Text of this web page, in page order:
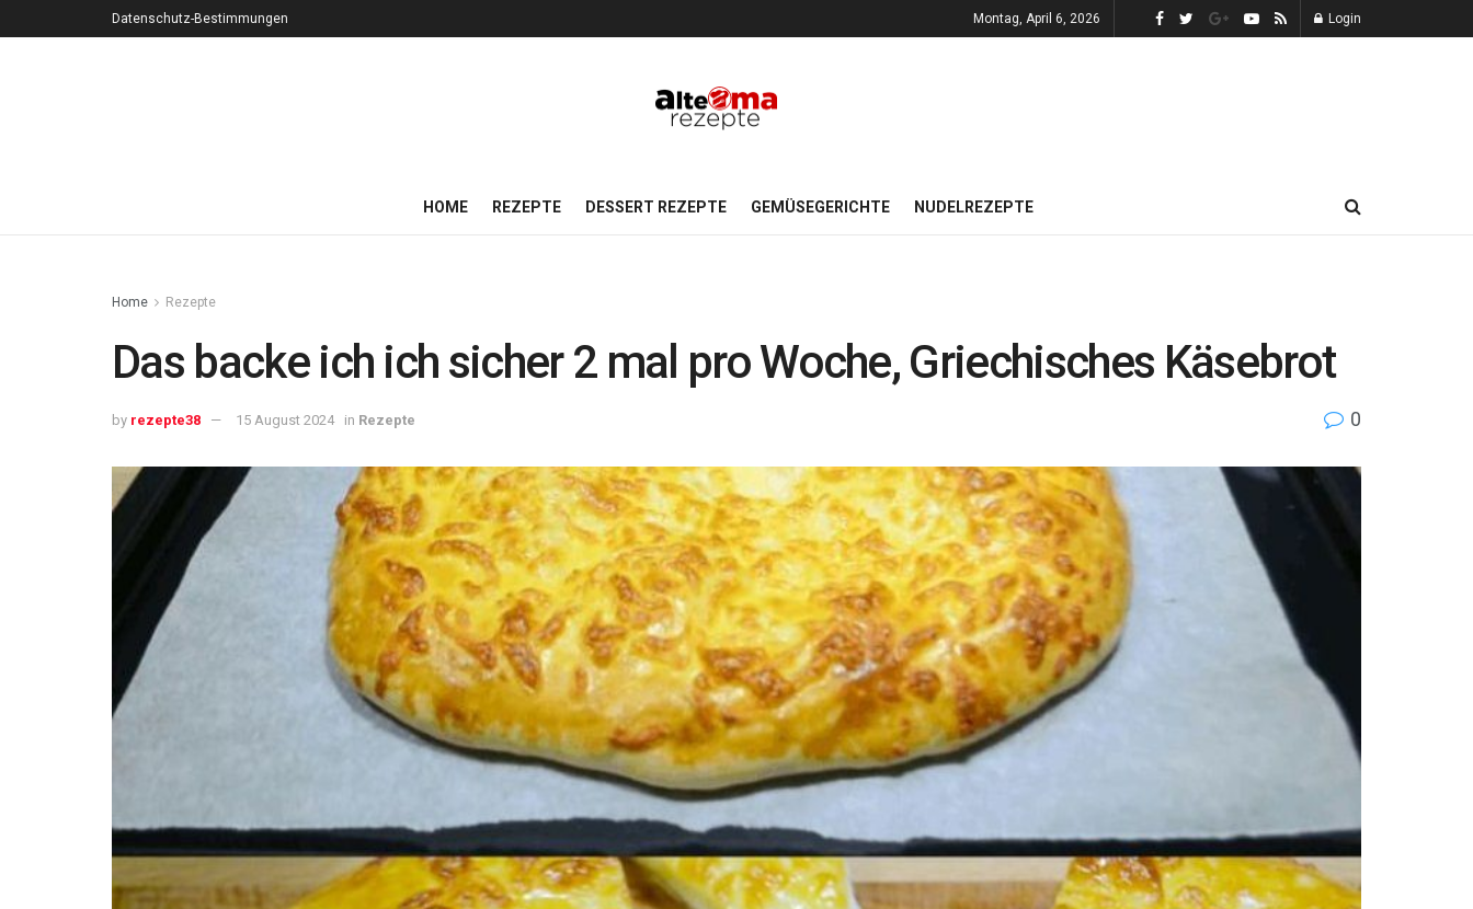
Datenschutz-Bestimmungen Montag, April 6, 2026 Login
HOME REZEPTE DESSERT REZEPTE GEMÜSEGERICHTE NUDELREZEPTE
Home Rezepte
Das backe ich ich sicher 2 mal pro Woche, Griechisches Käsebrot
by rezepte38 15 August 2024 in Rezepte 0